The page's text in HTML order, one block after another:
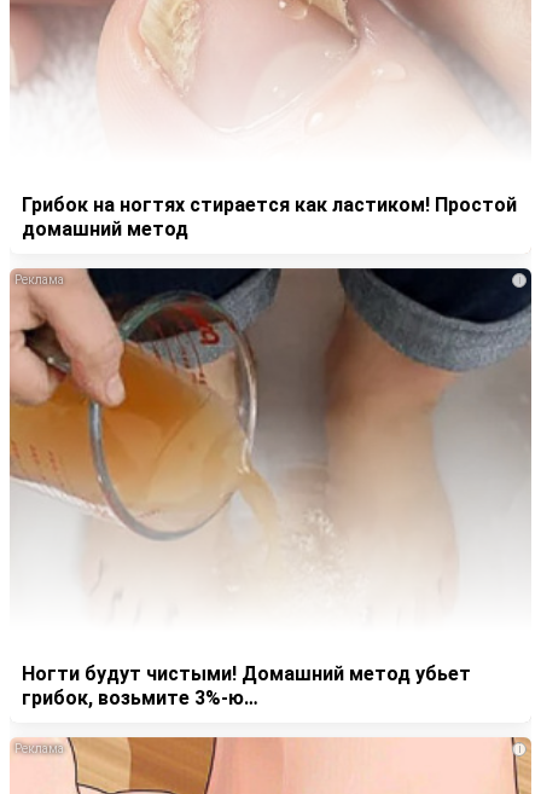
Грибок на ногтях стирается как ластиком! Простой
домашний метод
i
Ногти будут чистыми! Домашний метод убьет
грибок, возьмите 3%-ю…
i